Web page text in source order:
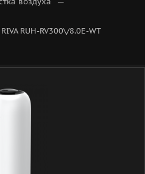
RUH-RV300\/8.0E-WT